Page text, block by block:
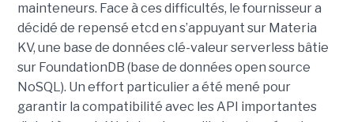
mainteneurs. Face à ces difficultés, le fournisseur a
décidé de repensé etcd en s’appuyant sur Materia
KV, une base de données clé-valeur serverless bâtie
sur FoundationDB (base de données open source
NoSQL). Un effort particulier a été mené pour
garantir la compatibilité avec les API importantes